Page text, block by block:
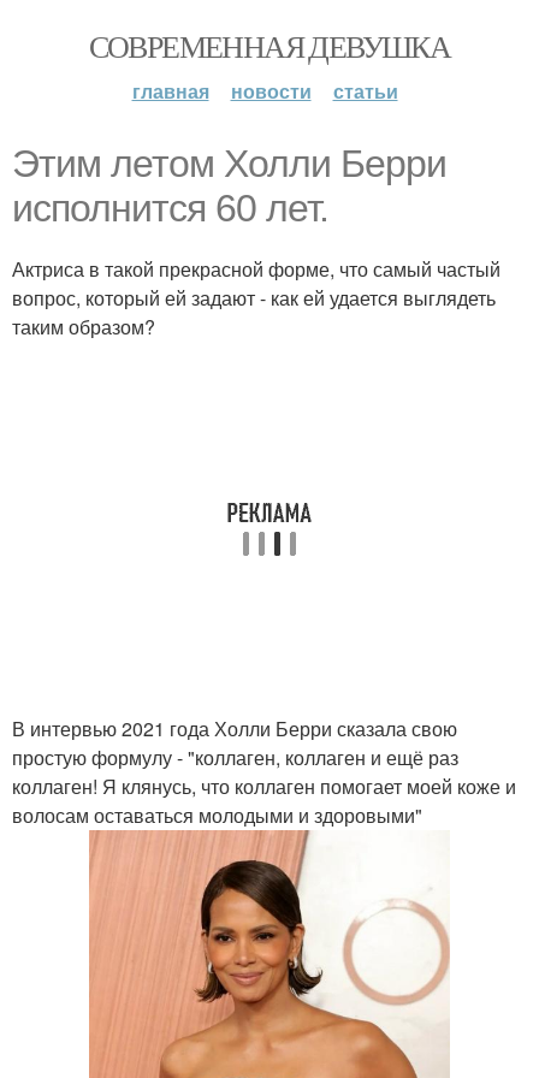
СОВРЕМЕННАЯ ДЕВУШКА
главная новости статьи
Этим летом Холли Берри
исполнится 60 лет.
Актриса в такой прекрасной форме, что самый частый
вопрос, который ей задают - как ей удается выглядеть
таким образом?
В интервью 2021 года Холли Берри сказала свою
простую формулу - "коллаген, коллаген и ещё раз
коллаген! Я клянусь, что коллаген помогает моей коже и
волосам оставаться молодыми и здоровыми"